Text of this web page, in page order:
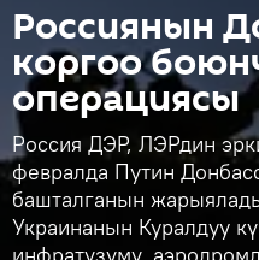
Россиянын
коргоо
операциясы
Россия ДЭР, ЛЭРдин
февралда Путин
башталганын
Украинанын Куралдуу